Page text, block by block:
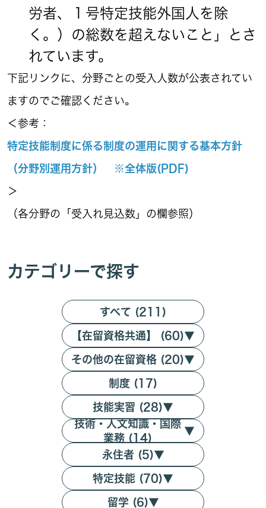
労者、１号特定技能外国人を除
く。）の総数を超えないこと」とさ
れています。
下記リンクに、分野ごとの受入人数が公表されてい
ますのでご確認ください。
＜参考：
特定技能制度に係る制度の運用に関する基本方針
（分野別運用方針） ※全体版(PDF)
＞
（各分野の「受入れ見込数」の欄参照）
カテゴリーで探す
すべて (211)
【在留資格共通】 (60)▼
その他の在留資格 (20)▼
制度 (17)
技能実習 (28)▼
技術・人文知識・国際
業務 (14)
▼
永住者 (5)▼
特定技能 (70)▼
留学 (6)▼